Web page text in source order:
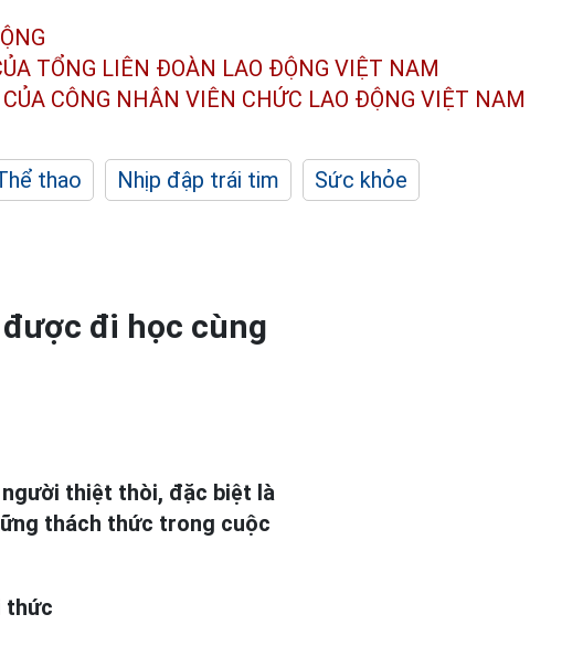
TỔNG LIÊN ĐOÀN LAO ĐỘNG VIỆT NAM
CÔNG NHÂN VIÊN CHỨC LAO ĐỘNG VIỆT NAM
thao Nhịp đập trái tim
Sức khỏe
đi học cùng
thiệt thòi, đặc biệt là
thách thức trong cuộc
thức